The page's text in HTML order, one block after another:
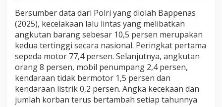
Bersumber data dari Polri yang diolah Bappenas
(2025), kecelakaan lalu lintas yang melibatkan
angkutan barang sebesar 10,5 persen merupakan
kedua tertinggi secara nasional. Peringkat pertama
sepeda motor 77,4 persen. Selanjutnya, angkutan
orang 8 persen, mobil penumpang 2,4 persen,
kendaraan tidak bermotor 1,5 persen dan
kendaraan listrik 0,2 persen. Angka kecekaan dan
jumlah korban terus bertambah setiap tahunnya